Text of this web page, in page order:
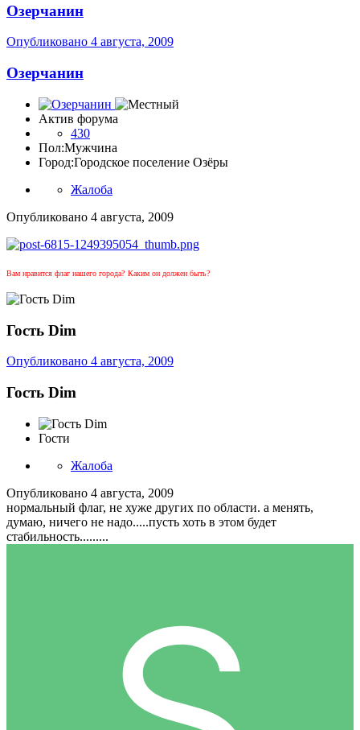
Озерчанин
Опубликовано 4 августа, 2009
Озерчанин
Актив форума
430
Пол:Мужчина
Город:Городское поселение Озёры
Жалоба
Опубликовано 4 августа, 2009
Вам нравится флаг нашего города? Каким он должен быть?
Гость Dim
Опубликовано 4 августа, 2009
Гость Dim
Гости
Жалоба
Опубликовано 4 августа, 2009
нормальный флаг, не хуже других по области. а менять,
думаю, ничего не надо.....пусть хоть в этом будет
стабильность.........